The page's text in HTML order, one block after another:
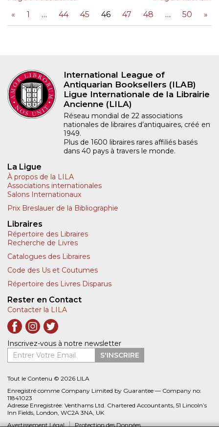
«
1 44 45 46 47 48 50 »
International League of
Antiquarian Booksellers (ILAB)
Ligue Internationale de la Librairie
Ancienne (LILA)
Réseau mondial de 22 associations
nationales de libraires d’antiquaires, créé en
1949.
Plus de 1600 libraires rares affiliés basés
dans 40 pays à travers le monde.
La Ligue
À propos de la LILA
Associations internationales
Salons Internationaux
Prix Breslauer de la Bibliographie
Libraires
Répertoire des Libraires
Recherche de Livres
Catalogues des Libraires
Code des Us et Coutumes
Répertoire des Livres Disparus
Rester en Contact
Contacter la LILA
Inscrivez-vous à notre newsletter
Entrer Votre Email
S'INSCRIRE
Tout le Contenu © 2026 LILA
Enregistré comme Company Limited by Guarantee — Company no:
11841023
Adresse Enregistrée: Venthams Ltd. Chartered Accountants, 51 Lincoln’s
Inn Fields, London, WC2A 3NA, UK
Avertissement Légal
Protection des Données